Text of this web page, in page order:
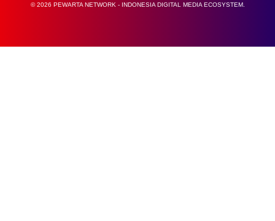
© 2026 PEWARTA NETWORK - INDONESIA DIGITAL MEDIA ECOSYSTEM.